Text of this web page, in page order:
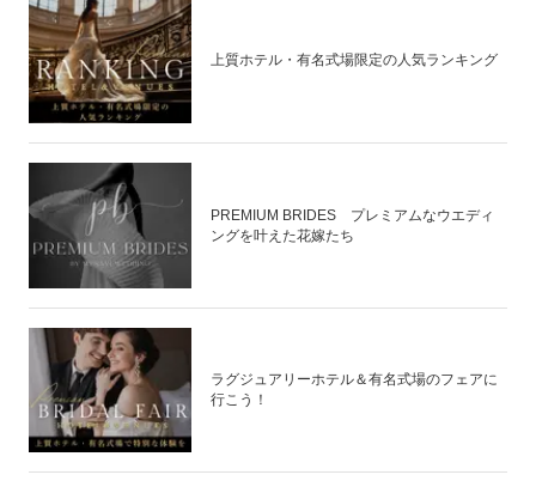
上質ホテル・有名式場限定の人気ランキング
PREMIUM BRIDES プレミアムなウエディ
ングを叶えた花嫁たち
ラグジュアリーホテル＆有名式場のフェアに
行こう！